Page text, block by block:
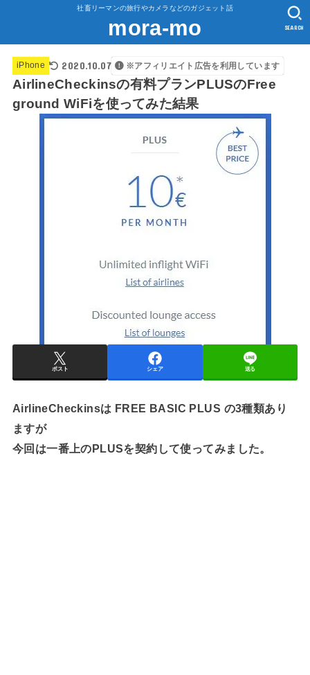
社畜リーマンの旅行やカメラなどのガジェット話
mora-mo SEARCH
iPhone 2020.10.07 ※アフィリエイト広告を利用しています
AirlineCheckinsの有料プランPLUSのFree
ground WiFiを使ってみた結果
ポスト シェア 送る
AirlineCheckinsは FREE BASIC PLUS の3種類あり
ますが
今回は一番上のPLUSを契約して使ってみました。